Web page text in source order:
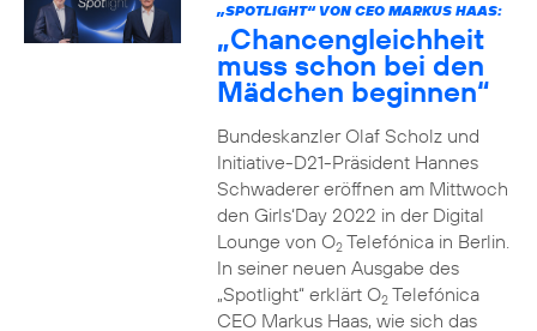
„SPOTLIGHT“ VON CEO MARKUS HAAS:
„Chancengleichheit
muss schon bei den
Mädchen beginnen“
Bundeskanzler Olaf Scholz und
Initiative-D21-Präsident Hannes
Schwaderer eröffnen am Mittwoch
den Girls‘Day 2022 in der Digital
Lounge von O2Telefónica in Berlin.
In seiner neuen Ausgabe des
„Spotlight“ erklärt O2Telefónica
CEO Markus Haas, wie sich das